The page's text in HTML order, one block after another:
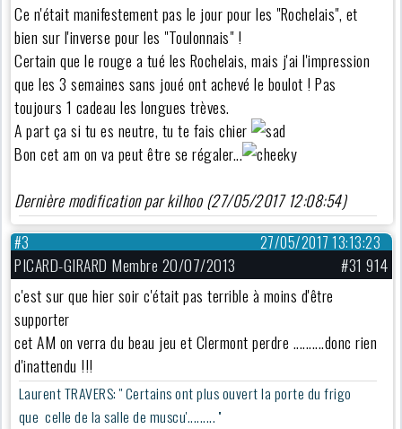
Ce n'était manifestement pas le jour pour les "Rochelais", et
bien sur l'inverse pour les "Toulonnais" !
Certain que le rouge a tué les Rochelais, mais j'ai l'impression
que les 3 semaines sans joué ont achevé le boulot ! Pas
toujours 1 cadeau les longues trèves.
A part ça si tu es neutre, tu te fais chier
Bon cet am on va peut être se régaler...
Dernière modification par kilhoo (27/05/2017 12:08:54)
27/05/2017 13:13:23
#3
PICARD-GIRARD Membre 20/07/2013
#31 914
c'est sur que hier soir c'était pas terrible à moins d'être
supporter
cet AM on verra du beau jeu et Clermont perdre ..........donc rien
d'inattendu !!!
Laurent TRAVERS: '' Certains ont plus ouvert la porte du frigo
que celle de la salle de muscu'......... ''